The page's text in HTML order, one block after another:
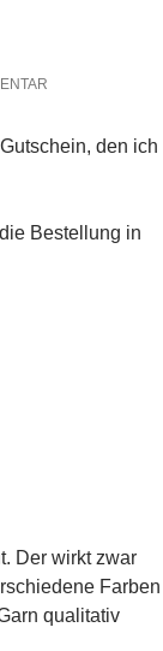
den ich
Bestellung in
Der wirkt zwar
Farben
qualitativ